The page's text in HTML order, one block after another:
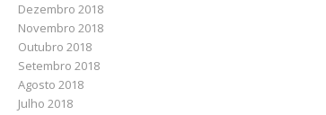
Dezembro 2018
Novembro 2018
Outubro 2018
Setembro 2018
Agosto 2018
Julho 2018